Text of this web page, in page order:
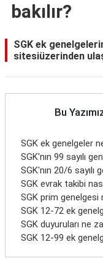
Yaşam
Hukuk
bakılır?
SGK ek
sitesiüzerinden
Bu
SGK ek genelgeler
SGK'nın 99 sayılı
SGK'nın 20/6 sayılı
SGK evrak takibi
SGK prim genelgesi
SGK 12-72 ek
SGK duyuruları ne
SGK 12-99 ek